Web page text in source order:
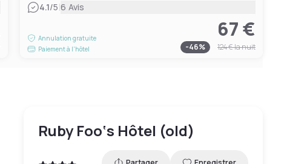
4.1/5|6 Avis
Annulation gratuite
Paiement à l'hôtel
67 €
-46% 124 €la nuit
Ruby Foo‘s Hôtel (old)